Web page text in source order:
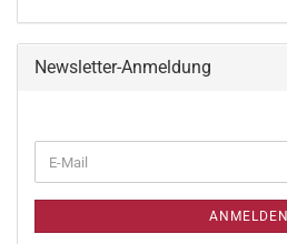
Newsletter-Anmeldung
ANMELDEN